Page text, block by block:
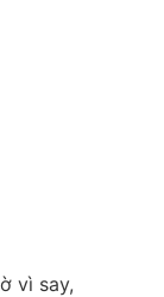
vì say,